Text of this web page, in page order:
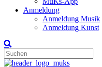
Anmeldung
Anmeldung Musik
Anmeldung Kunst